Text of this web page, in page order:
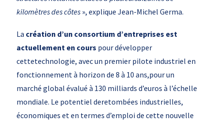
kilomètres des côtes», explique Jean-Michel Germa.
La création d’un consortium d’entreprises est
actuellement en cours pour développer
cettetechnologie, avec un premier pilote industriel en
fonctionnement à horizon de 8 à 10 ans,pour un
marché global évalué à 130 milliards d’euros à l’échelle
mondiale. Le potentiel deretombées industrielles,
économiques et en termes d’emploi de cette nouvelle